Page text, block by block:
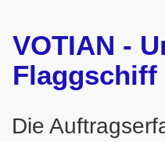
VOTIAN -
Flaggschiff
Die